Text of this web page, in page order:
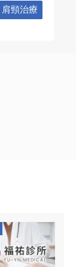
肩頸治療